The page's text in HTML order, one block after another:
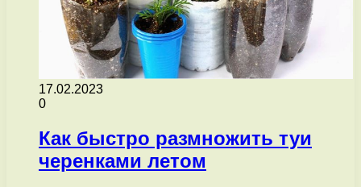
17.02.2023
0
Как быстро размножить туи
черенками летом